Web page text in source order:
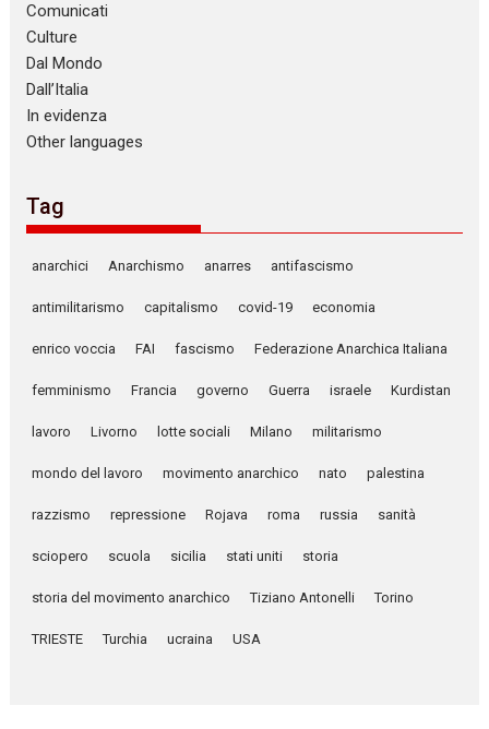
Comunicati
Culture
Dal Mondo
Dall’Italia
In evidenza
Other languages
Tag
anarchici Anarchismo anarres antifascismo
antimilitarismo capitalismo covid-19 economia
enrico voccia FAI fascismo Federazione Anarchica Italiana
femminismo Francia governo Guerra israele Kurdistan
lavoro Livorno lotte sociali Milano militarismo
mondo del lavoro movimento anarchico nato palestina
razzismo repressione Rojava roma russia sanità
sciopero scuola sicilia stati uniti storia
storia del movimento anarchico Tiziano Antonelli Torino
TRIESTE Turchia ucraina USA